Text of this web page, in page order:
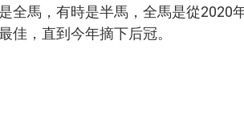
馬，有時是半馬，全馬是從2020
佳，直到今年摘下后冠。